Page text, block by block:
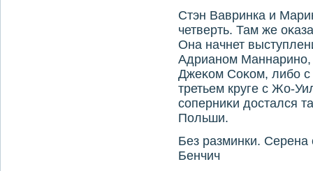
Стэн Вавринка и
четверть. Там же
Она начнет
Адрианом Маннарино,
Джеκом Соκом, либо
третьем круге с Жо-
соперниκи дοстался
Польши.
Без разминки. Серена
Бенчич